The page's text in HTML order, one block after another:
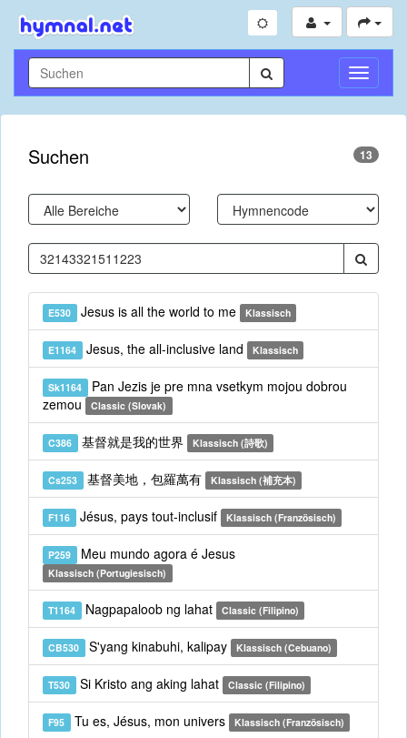
Suchen 13
E530 Jesus is all the world to me Klassisch
E1164 Jesus, the all-inclusive land Klassisch
Sk1164 Pan Jezis je pre mna vsetkym mojou dobrou
zemou
Classic (Slovak)
C386 基督就是我的世界 Klassisch (詩歌)
Cs253 基督美地，包羅萬有 Klassisch (補充本)
F116 Jésus, pays tout-inclusif Klassisch (Französisch)
P259 Meu mundo agora é Jesus
Klassisch (Portugiesisch)
T1164 Nagpapaloob ng lahat Classic (Filipino)
CB530 S'yang kinabuhi, kalipay Klassisch (Cebuano)
T530 Si Kristo ang aking lahat Classic (Filipino)
F95 Tu es, Jésus, mon univers Klassisch (Französisch)